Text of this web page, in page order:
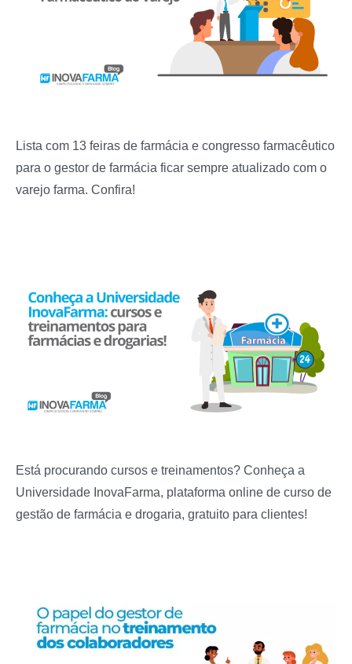
Lista com 13 feiras de farmácia e congresso farmacêutico
para o gestor de farmácia ficar sempre atualizado com o
varejo farma. Confira!
Está procurando cursos e treinamentos? Conheça a
Universidade InovaFarma, plataforma online de curso de
gestão de farmácia e drogaria, gratuito para clientes!